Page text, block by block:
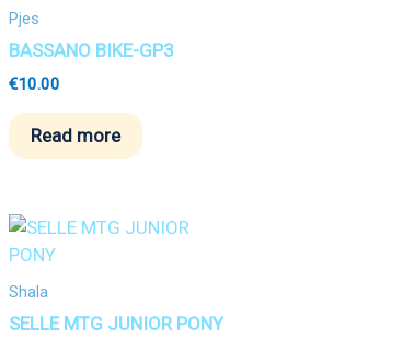
Pjes
BASSANO BIKE-GP3
€10.00
Read more
Shala
SELLE MTG JUNIOR PONY